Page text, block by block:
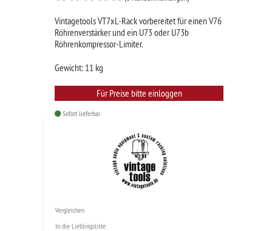
Vintagetools VT7xL-Rack vorbereitet für einen V76
Röhrenverstärker und ein U73 oder U73b
Röhrenkompressor-Limiter.
Gewicht: 11 kg
Für Preise bitte einloggen
Sofort lieferbar
Vergleichen
In die Lieblingsliste